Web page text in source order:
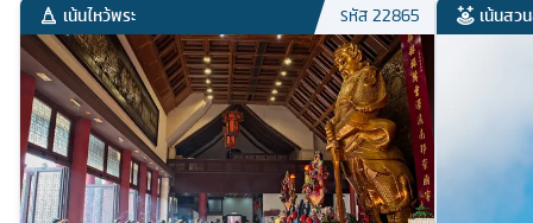
เน้นไหว้พระ รหัส22865 เน้นสว